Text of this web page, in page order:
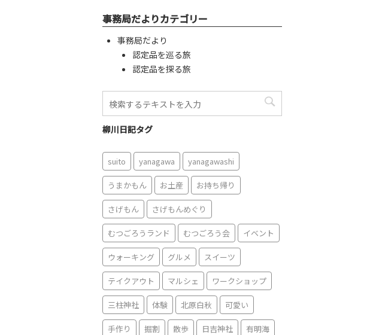
事務局だよりカテゴリー
事務局だより
認定品を巡る旅
認定品を探る旅
柳川日記タグ
suito yanagawa yanagawashi
うまかもん お土産 お持ち帰り
さげもん さげもんめぐり
むつごろうランド むつごろう会 イベント
ウォーキング グルメ スイーツ
テイクアウト マルシェ ワークショップ
三柱神社 体験 北原白秋 可愛い
手作り 掘割 散歩 日吉神社 有明海